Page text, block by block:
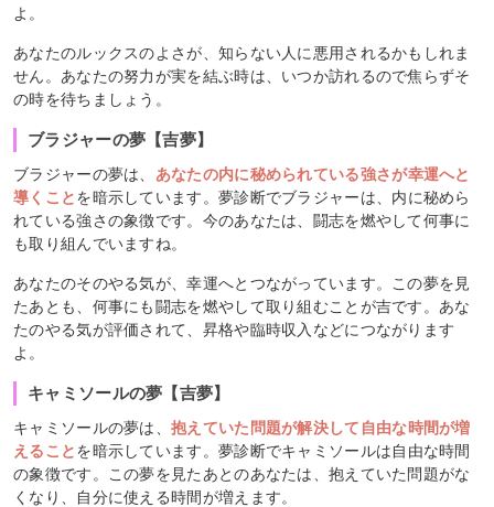
よ。
あなたのルックスのよさが、知らない人に悪用されるかもしれま
せん。あなたの努力が実を結ぶ時は、いつか訪れるので焦らずそ
の時を待ちましょう。
ブラジャーの夢【吉夢】
ブラジャーの夢は、 あなたの内に秘められている強さが幸運へと
導くことを暗示しています。夢診断でブラジャーは、内に秘めら
れている強さの象徴です。今のあなたは、闘志を燃やして何事に
も取り組んでいますね。
あなたのそのやる気が、幸運へとつながっています。この夢を見
たあとも、何事にも闘志を燃やして取り組むことが吉です。あな
たのやる気が評価されて、昇格や臨時収入などにつながります
よ。
キャミソールの夢【吉夢】
キャミソールの夢は、 抱えていた問題が解決して自由な時間が増
えることを暗示しています。夢診断でキャミソールは自由な時間
の象徴です。この夢を見たあとのあなたは、抱えていた問題がな
くなり、自分に使える時間が増えます。